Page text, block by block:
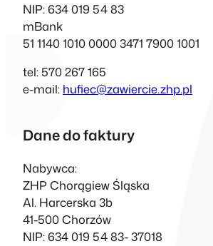
NIP: 634 019 54 83
mBank
51 1140 1010 0000 3471 7900 1001
tel: 570 267 165
e-mail: hufiec@zawiercie.zhp.pl
Dane do faktury
Nabywca:
ZHP Chorągiew Śląska
Al. Harcerska 3b
41-500 Chorzów
NIP: 634 019 54 83- 37018